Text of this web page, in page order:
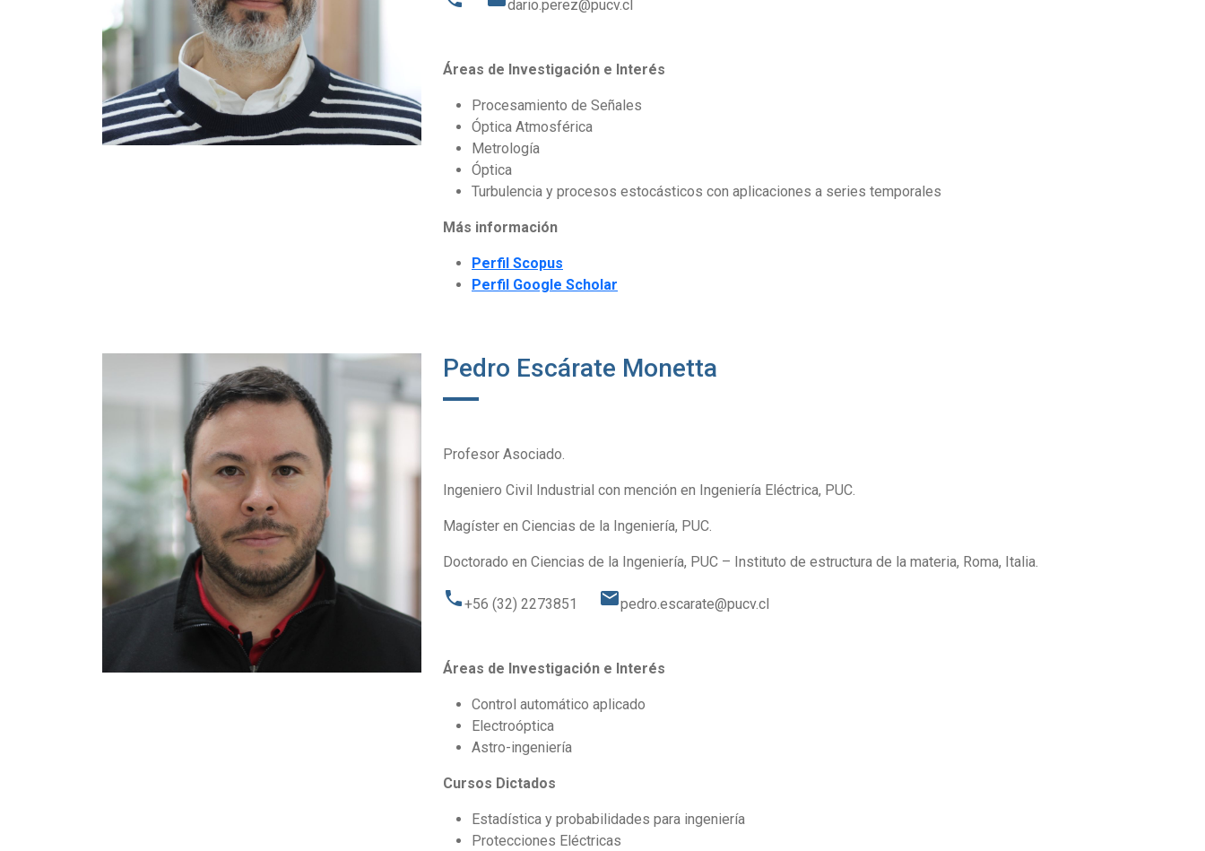
dario.perez@pucv.cl
Áreas de Investigación e Interés
Procesamiento de Señales
Óptica Atmosférica
Metrología
Óptica
Turbulencia y procesos estocásticos con aplicaciones a series temporales
Más información
Perfil Scopus
Perfil Google Scholar
Pedro Escárate Monetta
Profesor Asociado.
Ingeniero Civil Industrial con mención en Ingeniería Eléctrica, PUC.
Magíster en Ciencias de la Ingeniería, PUC.
Doctorado en Ciencias de la Ingeniería, PUC – Instituto de estructura de la materia, Roma, Italia.
phone+56 (32) 2273851 emailpedro.escarate@pucv.cl
Áreas de Investigación e Interés
Control automático aplicado
Electroóptica
Astro-ingeniería
Cursos Dictados
Estadística y probabilidades para ingeniería
Protecciones Eléctricas